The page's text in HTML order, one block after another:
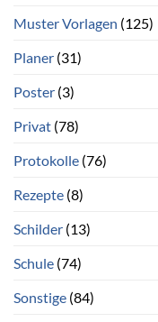
Muster Vorlagen (125)
Planer (31)
Poster (3)
Privat (78)
Protokolle (76)
Rezepte (8)
Schilder (13)
Schule (74)
Sonstige (84)